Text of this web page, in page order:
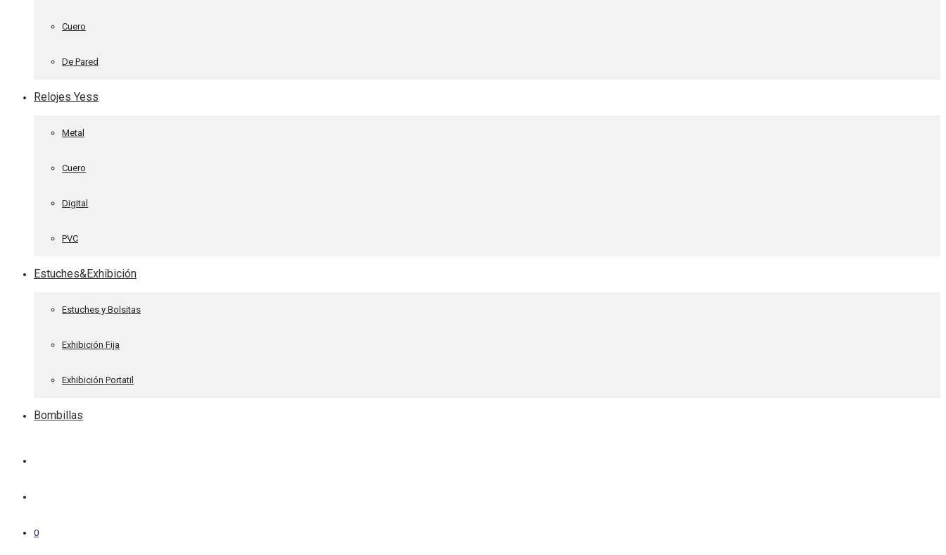
Cuero
De Pared
Relojes Yess
Metal
Cuero
Digital
PVC
Estuches&Exhibición
Estuches y Bolsitas
Exhibición Fija
Exhibición Portatil
Bombillas
0